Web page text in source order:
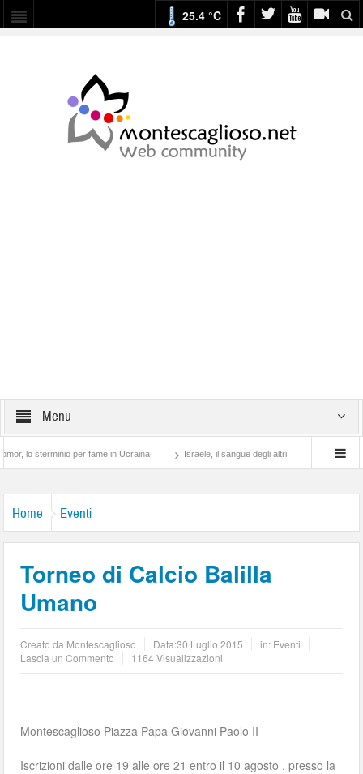
25.4 °C
Menu
per fame in Ucraina Israele, il sangue degli altri Lotta di classe… tra
Home Eventi
Torneo di Calcio Balilla
Umano
Creato da Montescaglioso Data:30 Luglio 2015 in: Eventi
Lascia un Commento
1164 Visualizzazioni
Montescaglioso Piazza Papa Giovanni Paolo II
Iscrizioni dalle ore 19 alle ore 21 entro il 10 agosto . presso la